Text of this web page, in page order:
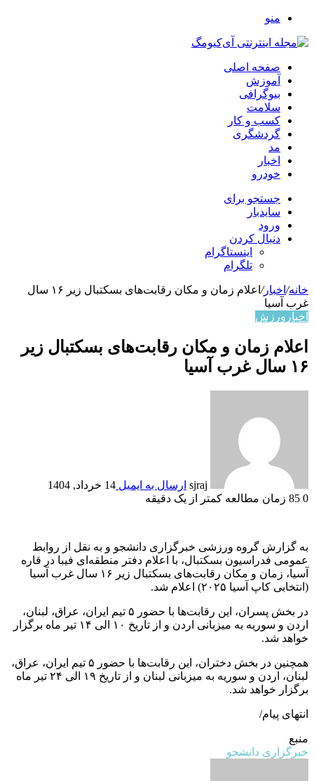
منو
صفحه اصلی
آموزش
بیوگرافی
سلامت
کسب و کار
گردشگری
مد
اخبار
خودرو
جستجو برای
سایدبار
ورود
دنبال کردن
اینستاگرام
تلگرام
خانه/ اخبار/
اعلام زمان و مکان رقابت‌های بسکتبال زیر ۱۶ سال
غرب آسیا
اخبار ورزش
اعلام زمان و مکان رقابت‌های بسکتبال زیر
۱۶ سال غرب آسیا
sjraj ارسال به ایمیل 14 خرداد, 1404
0
زمان مطالعه کمتر از یک دقیقه
به گزارش گروه ورزشی خبرگزاری دانشجو و به نقل از روابط
عمومی فدراسیون بسکتبال، با اعلام دفتر منطقه‌ای فیبا در قاره
آسیا، زمان و مکان رقابت‌های بسکتبال زیر ۱۶ سال غرب آسیا
(انتخابی کاپ آسیا ۲۰۲۵) اعلام شد.
در بخش پسران، این رقابت‌ها با حضور ۵ تیم ایران، عراق، لبنان،
اردن و سوریه به میزبانی اردن و از تاریخ ۱۰ الی ۱۴ تیر ماه برگزار
خواهد شد.
همچنین در بخش دختران، این رقابت‌ها با حضور ۵ تیم ایران، عراق،
لبنان، اردن و سوریه به میزبانی لبنان و از تاریخ ۱۹ الی ۲۴ تیر ماه
برگزار خواهد شد.
انتهای پیام/
منبع
خبرگزاری دانشجو